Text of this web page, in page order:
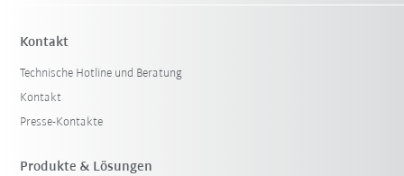
Kontakt
Technische Hotline und Beratung
Kontakt
Presse-Kontakte
Produkte & Lösungen